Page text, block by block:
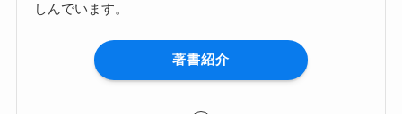
しんでいます。
著書紹介